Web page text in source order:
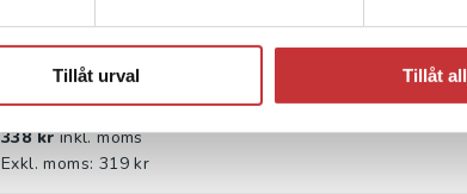
Tillåt urval Tillåt
Dahlstedt, M - Fejes, A
Sverige har genom det fria skolvalet och rätten till
338 krinkl. moms
Exkl. moms: 319 kr